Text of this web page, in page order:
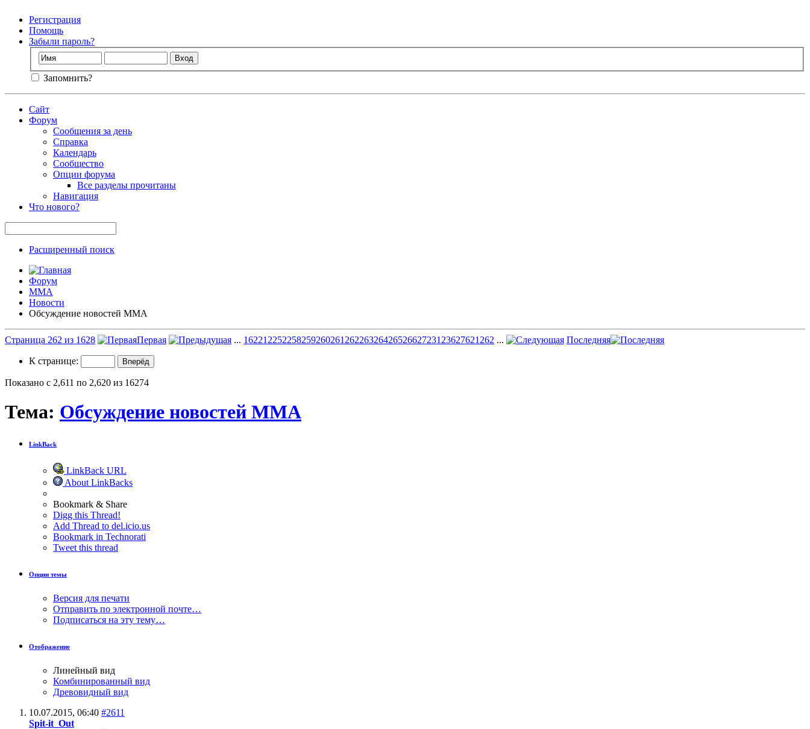
Регистрация
Помощь
Забыли пароль?
Запомнить?
Сайт
Форум
Сообщения за день
Справка
Календарь
Сообщество
Опции форума
Все разделы прочитаны
Навигация
Что нового?
Расширенный поиск
Форум
ММА
Новости
Обсуждение новостей ММА
Страница 262 из 1628 Первая ... 162212252258259260261 2622632642652662723123627621262 ... Последняя
К странице:
Показано с 2,611 по 2,620 из 16274
Тема: Обсуждение новостей ММА
LinkBack
LinkBack URL
About LinkBacks
Bookmark & Share
Digg this Thread!
Add Thread to del.icio.us
Bookmark in Technorati
Tweet this thread
Опции темы
Версия для печати
Отправить по электронной почте…
Подписаться на эту тему…
Отображение
Линейный вид
Комбинированный вид
Древовидный вид
10.07.2015, 06:40 #2611
Spit-it_Out